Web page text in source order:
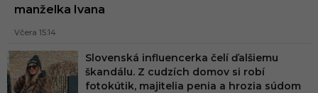
manželka Ivana
Včera 15:14
Slovenská influencerka čelí ďalšiemu
škandálu. Z cudzích domov si robí
fotokútik, majitelia penia a hrozia súdom